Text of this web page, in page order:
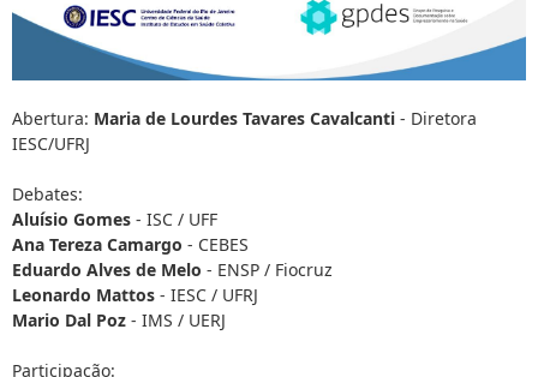
Abertura: Maria de Lourdes Tavares Cavalcanti - Diretora
IESC/UFRJ
Debates:
Aluísio Gomes - ISC / UFF
Ana Tereza Camargo - CEBES
Eduardo Alves de Melo - ENSP / Fiocruz
Leonardo Mattos - IESC / UFRJ
Mario Dal Poz - IMS / UERJ
Participação: